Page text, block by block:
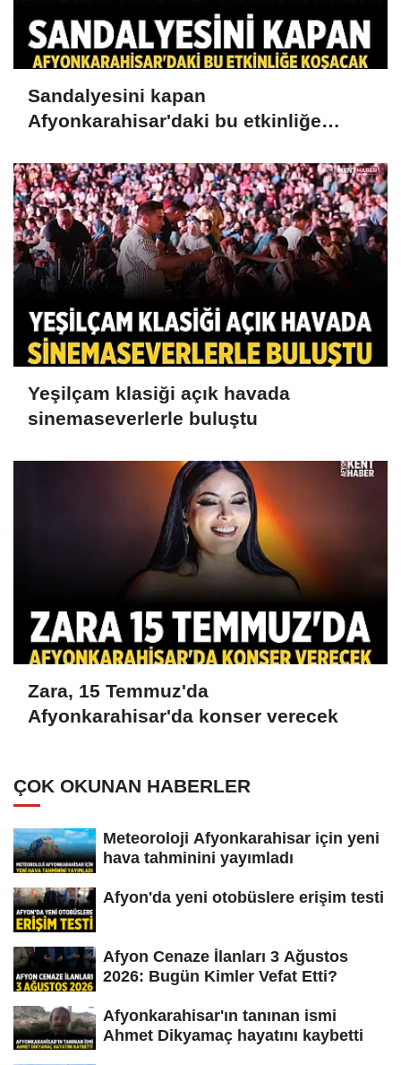
Sandalyesini kapan
Afyonkarahisar'daki bu etkinliğe
Yeşilçam klasiği açık havada
sinemaseverlerle buluştu
Zara, 15 Temmuz'da
Afyonkarahisar'da konser verecek
ÇOK OKUNAN HABERLER
Meteoroloji Afyonkarahisar için yeni
hava tahminini yayımladı
Afyon'da yeni otobüslere erişim testi
Afyon Cenaze İlanları 3 Ağustos
2026: Bugün Kimler Vefat Etti?
Afyonkarahisar'ın tanınan ismi
Ahmet Dikyamaç hayatını kaybetti